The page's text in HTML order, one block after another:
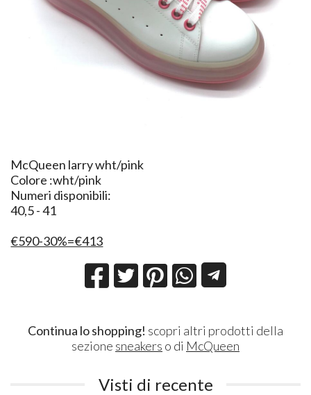
​McQueen larry wht/pink
Colore :wht/pink
Numeri disponibili:
40,5 - 41
€590-30%=€413
Continua lo shopping! scopri altri prodotti della
sezione sneakers o di McQueen
Visti di recente